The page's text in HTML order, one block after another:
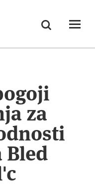
Iskanje
Odpri
za
Bled